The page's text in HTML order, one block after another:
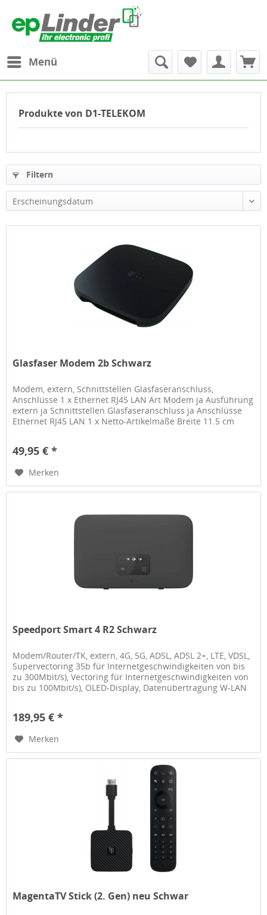
Menü
Produkte von D1-TELEKOM
Filtern
Erscheinungsdatum
Glasfaser Modem 2b Schwarz
Modem, extern, Schnittstellen Glasfaseranschluss,
Anschlüsse 1 x Ethernet RJ45 LAN Art Modem ja Ausführung
extern ja Schnittstellen Glasfaseranschluss ja Anschlüsse
Ethernet RJ45 LAN 1 x Netto-Artikelmaße Breite 11.5 cm
49,95 € *
Merken
Speedport Smart 4 R2 Schwarz
Modem/Router/TK, extern, 4G, 5G, ADSL, ADSL 2+, LTE, VDSL,
Supervectoring 35b für Internetgeschwindigkeiten von bis
zu 300Mbit/s), Vectoring für Internetgeschwindigkeiten von
bis zu 100Mbit/s), OLED-Display, Datenübertragung W-LAN
189,95 € *
Merken
MagentaTV Stick (2. Gen) neu Schwar